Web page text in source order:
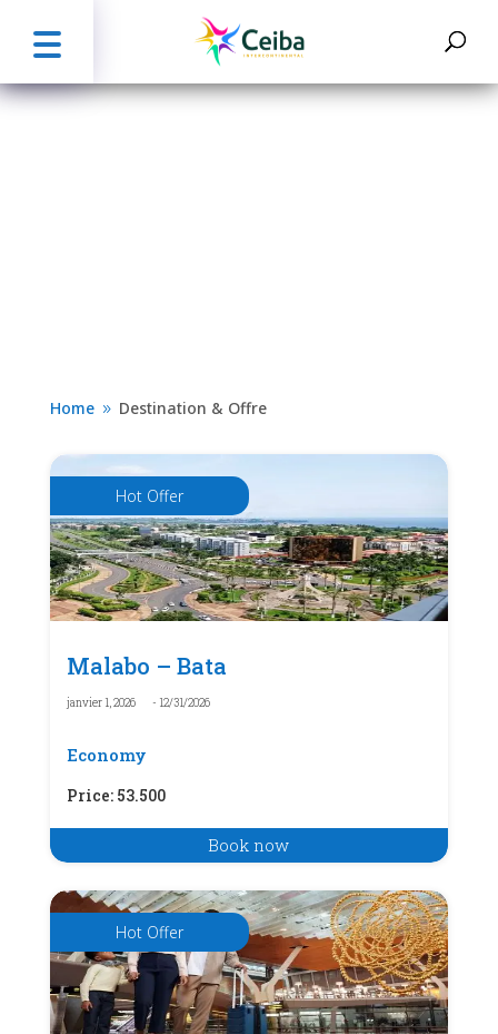
Home 9 Destination & Offre
Malabo – Bata
janvier 1, 2026 - 12/31/2026
Economy
Price: 53.500
Book now
Hot Offer
Hot Offer